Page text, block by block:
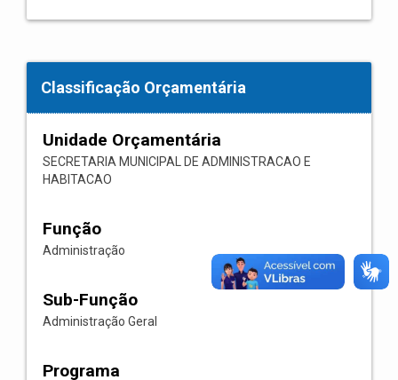
Classificação Orçamentária
Unidade Orçamentária
SECRETARIA MUNICIPAL DE ADMINISTRACAO E
HABITACAO
Função
Administração
Sub-Função
Administração Geral
Programa